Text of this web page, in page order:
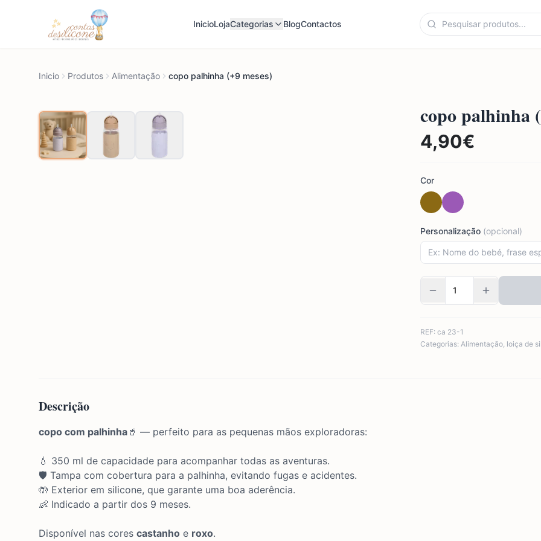
InicioLojaCategorias BlogContactos
Inicio Produtos Alimentação copo palhinha (+9 meses)
copo palhinha
4,90€
Cor
Personalização (opcional)
REF: ca 23-1
Categorias: Alimentação, loiça de
Descrição
copo com palhinha 🥤 — perfeito para as pequenas mãos exploradoras:
💧 350 ml de capacidade para acompanhar todas as aventuras.
🛡️ Tampa com cobertura para a palhinha, evitando fugas e acidentes.
🤲 Exterior em silicone, que garante uma boa aderência.
👶 Indicado a partir dos 9 meses.
Disponível nas cores castanho e roxo.